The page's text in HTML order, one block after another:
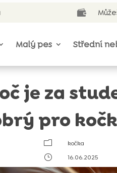

Malý pes Střední
je za
pro
m
kočka
}
16.06.2025